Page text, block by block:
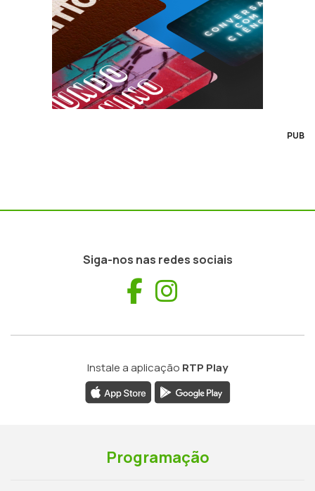
PUB
Siga-nos nas redes sociais
Facebook
Instale a aplicação RTP Play
Programação